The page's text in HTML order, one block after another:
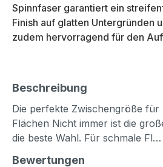
Spinnfaser garantiert ein
Finish auf glatten Untergründen
zudem hervorragend für den
Beschreibung
Die perfekte Zwischengröße für
Flächen Nicht immer ist die
die beste Wahl. Für schmale Fl…
Bewertungen